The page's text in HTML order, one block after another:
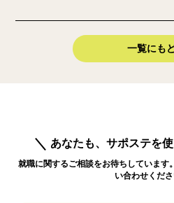
一覧にも
あなたも、サポステを
就職に関するご相談をお待ちしています
い合わせくださ